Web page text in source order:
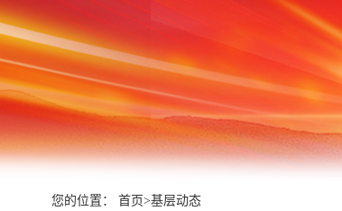
您的位置： 首页>基层动态